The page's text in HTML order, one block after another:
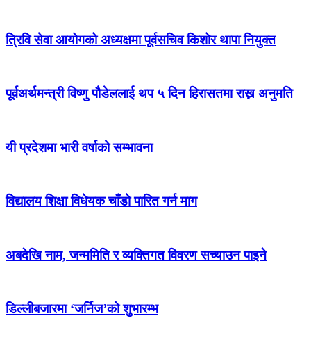
त्रिवि सेवा आयोगको अध्यक्षमा पूर्वसचिव किशोर थापा नियुक्त
पूर्वअर्थमन्त्री विष्णु पौडेललाई थप ५ दिन हिरासतमा राख्न अनुमति
यी प्रदेशमा भारी वर्षाको सम्भावना
विद्यालय शिक्षा विधेयक चाँडो पारित गर्न माग
अबदेखि नाम, जन्ममिति र व्यक्तिगत विवरण सच्याउन पाइने
डिल्लीबजारमा ‘जर्निज’को शुभारम्भ